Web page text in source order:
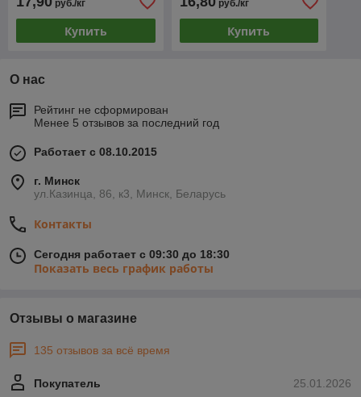
руб./кг
Купить
руб./кг
Купить
О нас
Рейтинг не сформирован
Менее 5 отзывов за последний год
Работает с 08.10.2015
г. Минск
ул.Казинца, 86, к3, Минск, Беларусь
Контакты
Сегодня работает с 09:30 до 18:30
Показать весь график работы
Отзывы о магазине
135 отзывов за всё время
25.01.2026
Покупатель